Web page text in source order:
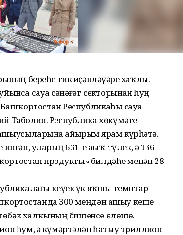
береһе тик иҫәпләүҙәре хаҡлы.
сауҙа сәнәғәт секторынан һуң
Республикаһы сауҙа
Таболин. Республика хөкүмәте
айырым ярҙам күрһәтә.
уларҙың 631-е аҙыҡ-түлек, ә 136-
продукты» билдәһе менән 28
кеүек үк яҡшы темптар
300 меңдән ашыу кеше
халҡының бишенсе өлөшө.
һум, ә күмәртәләп һатыу триллион